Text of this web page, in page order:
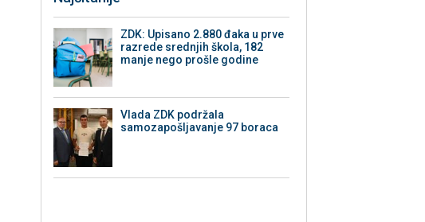
ZDK: Upisano 2.880 đaka u prve
razrede srednjih škola, 182
manje nego prošle godine
Vlada ZDK podržala
samozapošljavanje 97 boraca